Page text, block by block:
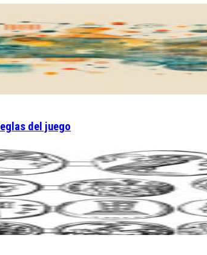
del juego